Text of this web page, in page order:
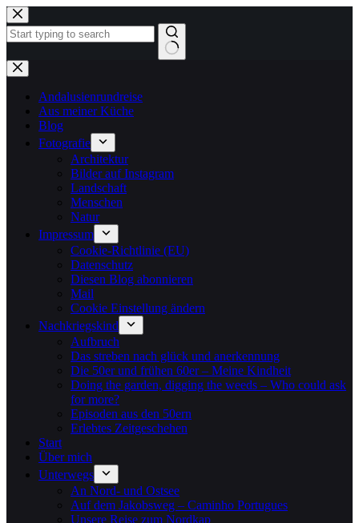
Zum
Inhalt
springen
Keine
Ergebnisse
Andalusienrundreise
Aus meiner Küche
Blog
Fotografie
Architektur
Bilder auf Instagram
Landschaft
Menschen
Natur
Impressum
Cookie-Richtlinie (EU)
Datenschutz
Diesen Blog abonnieren
Mail
Cookie Einstellung ändern
Nachkriegskind
Aufbruch
Das streben nach glück und anerkennung
Die 50er und frühen 60er – Meine Kindheit
Doing the garden, digging the weeds – Who could ask
for more?
Episoden aus den 50ern
Erlebtes Zeitgeschehen
Start
Über mich
Unterwegs
An Nord- und Ostsee
Auf dem Jakobsweg – Caminho Portugues
Unsere Reise zum Nordkap